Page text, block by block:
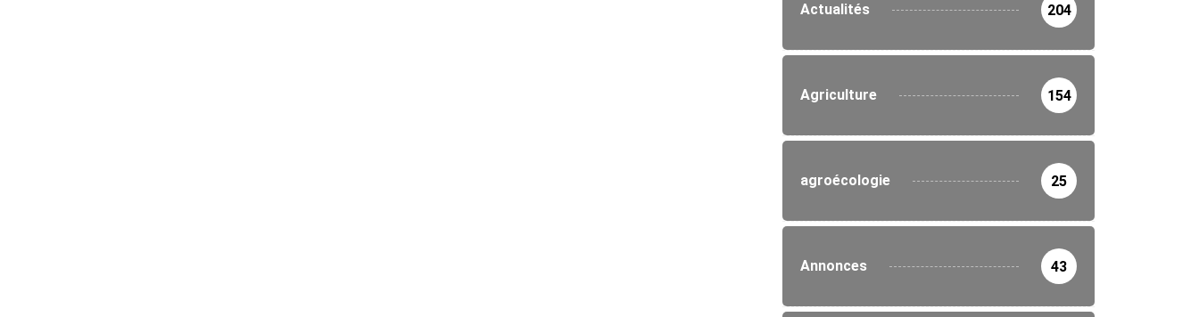
Actualités 204
Agriculture 154
agroécologie 25
Annonces 43